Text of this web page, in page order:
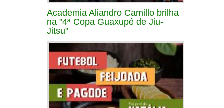
Academia Aliandro Camillo brilha
na "4ª Copa Guaxupé de Jiu-
Jitsu"